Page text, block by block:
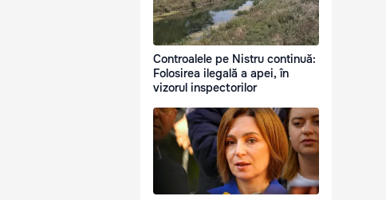
Controalele pe Nistru continuă:
Folosirea ilegală a apei, în
vizorul inspectorilor